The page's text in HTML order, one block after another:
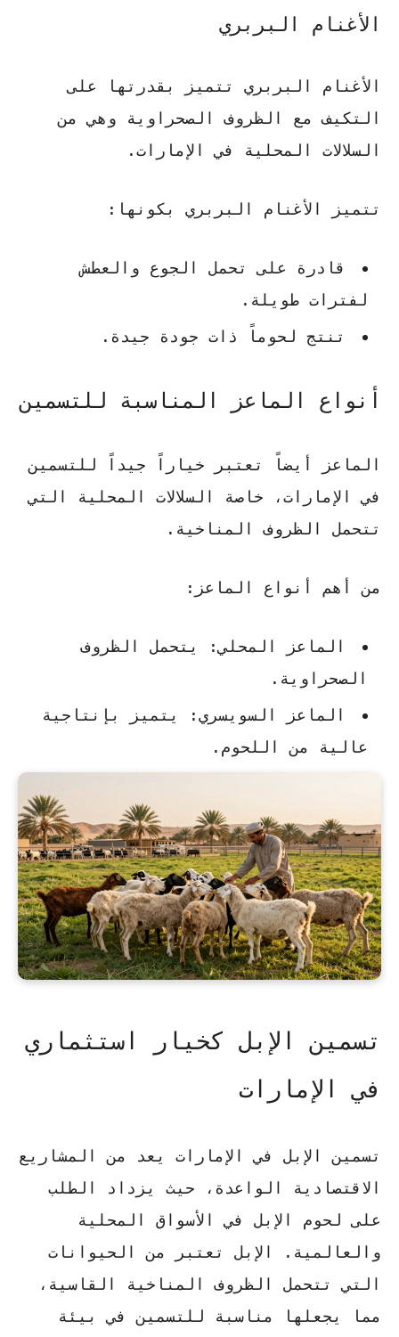
الأغنام البربري
الأغنام البربري تتميز بقدرتها على
التكيف مع الظروف الصحراوية وهي من
السلالات المحلية في الإمارات.
تتميز الأغنام البربري بكونها:
قادرة على تحمل الجوع والعطش
لفترات طويلة.
تنتج لحوماً ذات جودة جيدة.
أنواع الماعز المناسبة للتسمين
الماعز أيضاً تعتبر خياراً جيداً للتسمين
في الإمارات، خاصة السلالات المحلية التي
تتحمل الظروف المناخية.
من أهم أنواع الماعز:
الماعز المحلي: يتحمل الظروف
الصحراوية.
الماعز السويسري: يتميز بإنتاجية
عالية من اللحوم.
تسمين الإبل كخيار استثماري
في الإمارات
تسمين الإبل في الإمارات يعد من المشاريع
الاقتصادية الواعدة، حيث يزداد الطلب
على لحوم الإبل في الأسواق المحلية
والعالمية. الإبل تعتبر من الحيوانات
التي تتحمل الظروف المناخية القاسية،
مما يجعلها مناسبة للتسمين في بيئة